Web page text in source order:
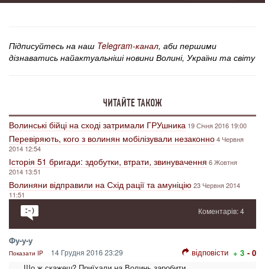
Підписуйтесь на наш Telegram-канал, аби першими
дізнаватись найактуальніші новини Волині, України та світу
ЧИТАЙТЕ ТАКОЖ
Волинські бійці на сході затримали ГРУшника 19 Січня 2016 19:00
Перевіряють, кого з волинян мобілізували незаконно4 Червня
2014 12:54
Історія 51 бригади: здобутки, втрати, звинувачення 6 Жовтня
2014 13:51
Волиняни відправили на Схід рації та амуніцію 23 Червня 2014
11:51
Коментарів: 4
Фу-у-у
Показати IP 14 Грудня 2016 23:29 відповісти + 3 - 0